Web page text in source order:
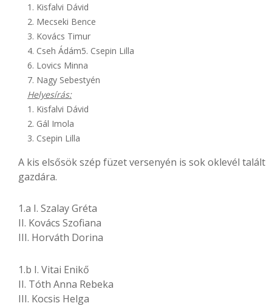
1. Kisfalvi Dávid
2. Mecseki Bence
3. Kovács Timur
4. Cseh Ádám5. Csepin Lilla
6. Lovics Minna
7. Nagy Sebestyén
Helyesírás:
1. Kisfalvi Dávid
2. Gál Imola
3. Csepin Lilla
A kis elsősök szép füzet versenyén is sok oklevél talált
gazdára.
1.a I. Szalay Gréta
II. Kovács Szofiana
III. Horváth Dorina
1.b I. Vitai Enikő
II. Tóth Anna Rebeka
III. Kocsis Helga